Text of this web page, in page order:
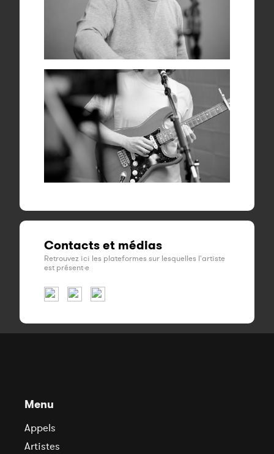
Contacts et médias
Retrouvez ici les plateformes sur lesquelles l'artiste
est présent·e
Menu
Appels
Artistes